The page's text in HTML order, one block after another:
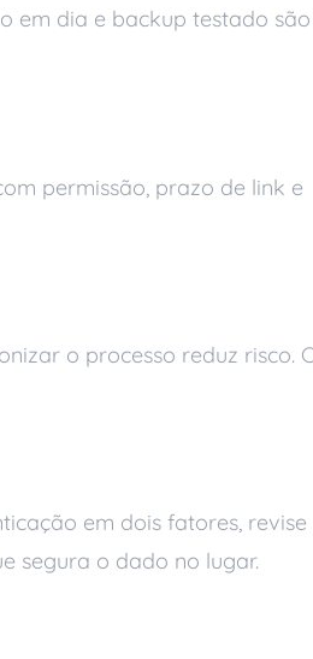
em dia e backup testado
permissão, prazo de link e
o processo reduz risco.
em dois fatores, revise
segura o dado no lugar.